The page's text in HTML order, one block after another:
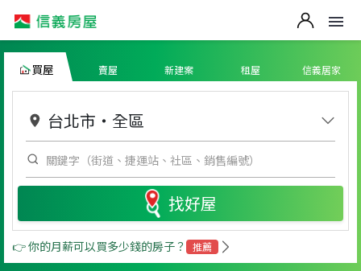
買屋 賣屋 新建案 租屋 信義居家
台北市 ・ 全區
找好屋
👉 你的月薪可以買多少錢的房子？ 推薦